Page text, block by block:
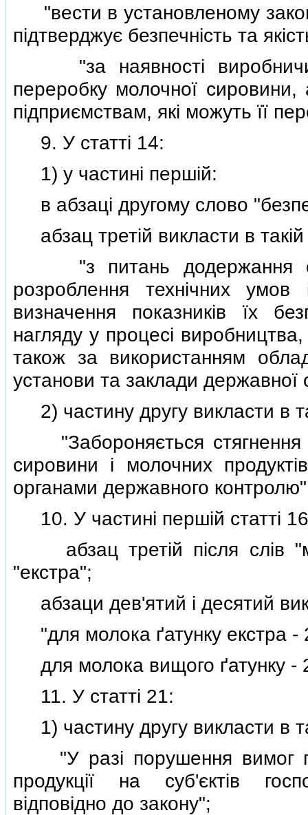
"вести в установленому
пiдтверджує безпечнiсть та
"за наявностi виробничих
переробку молочної
пiдприємствам, якi можуть її
9. У статтi 14:
1) у частинi першiй:
в абзацi другому слово
абзац третiй викласти в такiй
"з питань додержання
розроблення технiчних
визначення показникiв їх
нагляду у процесi
також за використанням
установи та заклади
2) частину другу викласти в
"Забороняється стягнення
сировини i молочних
органами державного
10. У частинi першiй статтi
абзац третiй пiсля слiв
"екстра";
абзаци дев'ятий i десятий
"для молока ґатунку екстра -
для молока вищого ґатунку -
11. У статтi 21:
1) частину другу викласти в
"У разi порушення вимог
продукцiї на суб'єктiв
вiдповiдно до закону";